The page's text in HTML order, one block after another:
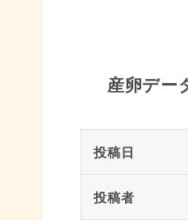
産卵デー
投稿日
投稿者